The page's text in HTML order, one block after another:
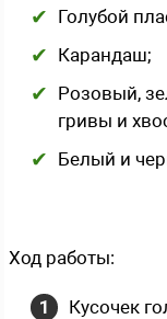
Голубой
Карандаш;
Розовый,
гривы и
Белый и
Ход работы:
Кусочек